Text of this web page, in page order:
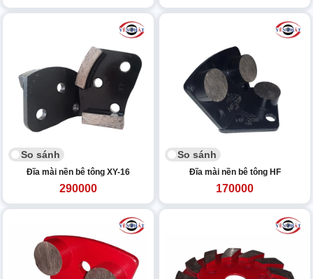
So sánh
Đĩa mài nền bê tông XY-16
290000
So sánh
Đĩa mài nền bê tông HF
170000